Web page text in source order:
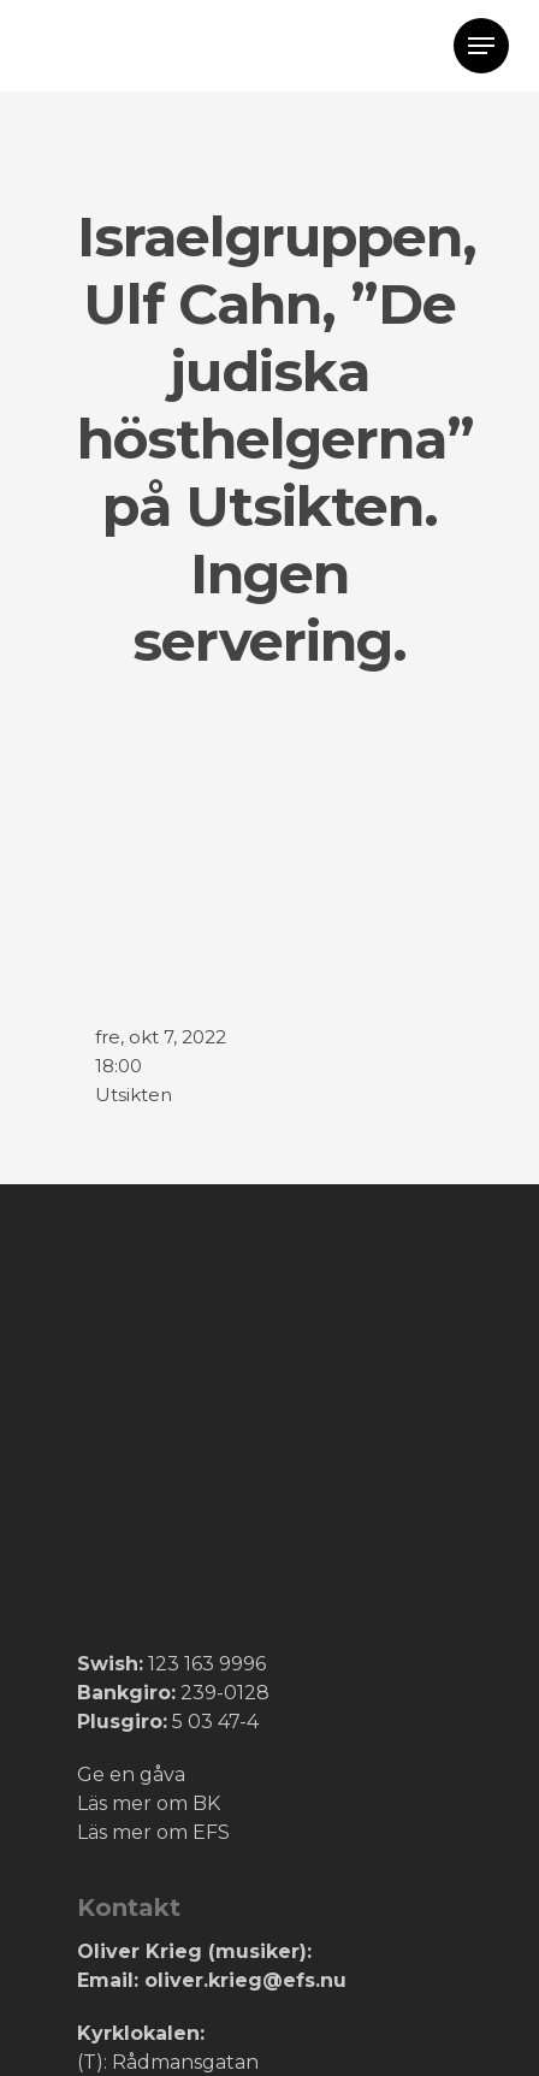
Israelgruppen,
Ulf Cahn, ”De
judiska
hösthelgerna”
på Utsikten.
Ingen
servering.
fre, okt 7, 2022
18:00
Utsikten
Swish: 123 163 9996
Bankgiro: 239-0128
Plusgiro: 5 03 47-4
Ge en gåva
Läs mer om BK
Läs mer om EFS
Kontakt
Oliver Krieg (musiker):
Email: oliver.krieg@efs.nu
Kyrklokalen:
(T): Rådmansgatan